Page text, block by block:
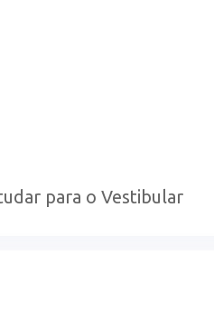
para o Vestibular